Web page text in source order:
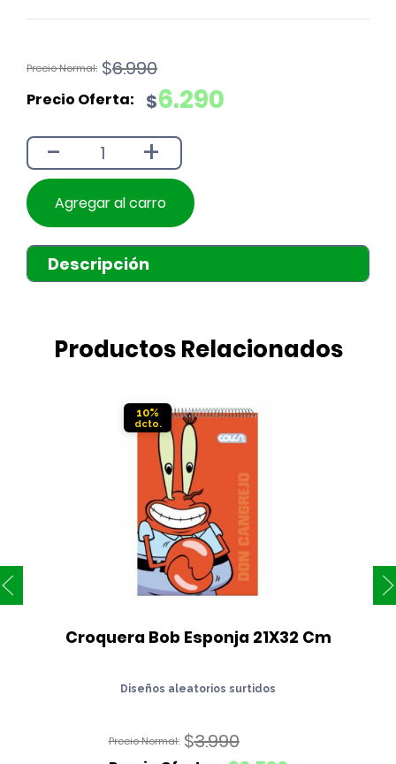
$6.990
El
original
$6.990.
$6.290
El
actual
$6.290.
- +
Agregar al carro
Descripción
Productos Relacionados
10%
Croquera Bob Esponja 21X32 Cm
Diseños aleatorios surtidos
$3.990